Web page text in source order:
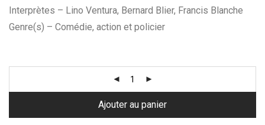
Interprètes – Lino Ventura, Bernard Blier, Francis Blanche
Genre(s) – Comédie, action et policier
Ajouter au panier